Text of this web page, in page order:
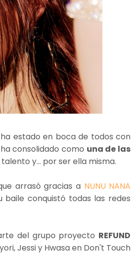
estado en boca de todos con
consolidado como una de las
y... por ser ella misma.
arrasó gracias a NUNU NANA
conquistó todas las redes
del grupo proyecto REFUND
Jessi y Hwasa en Don't Touch